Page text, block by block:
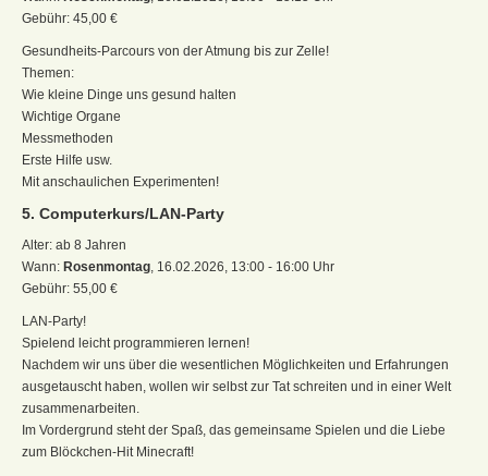
Gebühr: 45,00 €
Gesundheits-Parcours von der Atmung bis zur Zelle!
Themen:
Wie kleine Dinge uns gesund halten
Wichtige Organe
Messmethoden
Erste Hilfe usw.
Mit anschaulichen Experimenten!
5. Computerkurs/LAN-Party
Alter: ab 8 Jahren
Wann: Rosenmontag, 16.02.2026, 13:00 - 16:00 Uhr
Gebühr: 55,00 €
LAN-Party!
Spielend leicht programmieren lernen!
Nachdem wir uns über die wesentlichen Möglichkeiten und Erfahrungen
ausgetauscht haben, wollen wir selbst zur Tat schreiten und in einer Welt
zusammenarbeiten.
Im Vordergrund steht der Spaß, das gemeinsame Spielen und die Liebe
zum Blöckchen-Hit Minecraft!